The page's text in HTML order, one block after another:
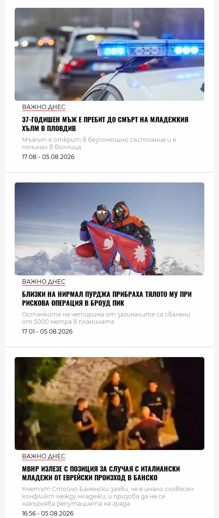
ВАЖНО ДНЕС
37-ГОДИШЕН МЪЖ Е ПРЕБИТ ДО СМЪРТ НА МЛАДЕЖКИЯ
ХЪЛМ В ПЛОВДИВ
Мъжът е открит в безпомощно състояние и е
починал в болница
17:08 - 05.08.2026
ВАЖНО ДНЕС
БЛИЗКИ НА НИРМАЛ ПУРДЖА ПРИБРАХА ТЯЛОТО МУ ПРИ
РИСКОВА ОПЕРАЦИЯ В БРОУД ПИК
Останките на четирима от загиналите са свалени
от 5000 метра в планината
17:01 - 05.08.2026
ВАЖНО ДНЕС
МВНР ИЗЛЕЗЕ С ПОЗИЦИЯ ЗА СЛУЧАЯ С ИТАЛИАНСКИ
МЛАДЕЖИ ОТ ЕВРЕЙСКИ ПРОИЗХОД В БАНСКО
Кметът Стойчо Баненски заяви, че е имало словесен
конфликт между младежи, и призова да не се
накърнява репутацията на града
16:56 - 05.08.2026